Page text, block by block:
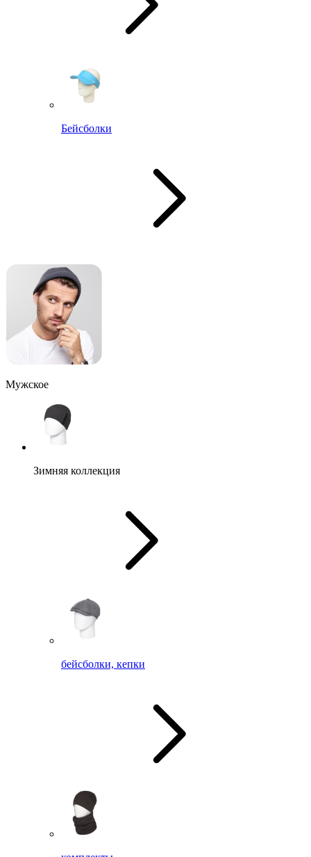
Бейсболки
Мужское
Зимняя коллекция
бейсболки, кепки